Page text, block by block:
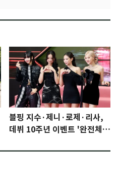
블핑 지수·제니·로제·리사,
데뷔 10주년 이벤트 '완전체'